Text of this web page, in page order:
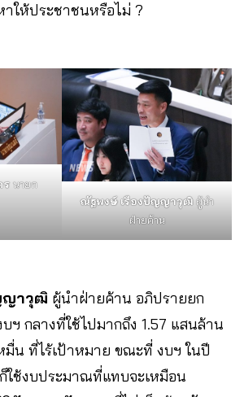
ให้ประชาชนหรือไม่ ?
ร นายก
ณัฐพงษ์ เรืองปัญญาวุฒิผู้นำ
ฝ่ายค้าน
ญาวุฒิ ผู้นำฝ่ายค้าน อภิปรายยก
ฯ กลางที่ใช้ไปมากถึง 1.57 แสนล้าน
มื่น ที่ไร้เป้าหมาย ขณะที่ งบฯ ในปี
ใช้งบประมาณที่แทบจะเหมือน